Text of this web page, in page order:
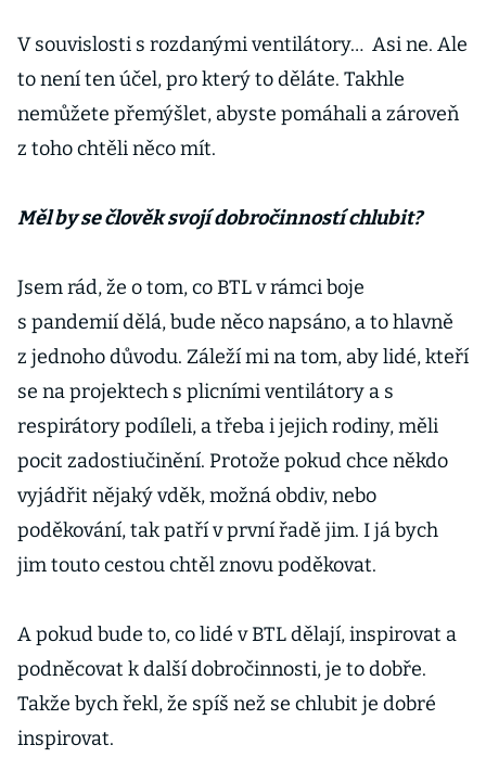
V souvislosti s rozdanými ventilátory… Asi ne. Ale
to není ten účel, pro který to děláte. Takhle
nemůžete přemýšlet, abyste pomáhali a zároveň
z toho chtěli něco mít.
Měl by se člověk svojí dobročinností chlubit?
Jsem rád, že o tom, co BTL v rámci boje
s pandemií dělá, bude něco napsáno, a to hlavně
z jednoho důvodu. Záleží mi na tom, aby lidé, kteří
se na projektech s plicními ventilátory a s
respirátory podíleli, a třeba i jejich rodiny, měli
pocit zadostiučinění. Protože pokud chce někdo
vyjádřit nějaký vděk, možná obdiv, nebo
poděkování, tak patří v první řadě jim. I já bych
jim touto cestou chtěl znovu poděkovat.
A pokud bude to, co lidé v BTL dělají, inspirovat a
podněcovat k další dobročinnosti, je to dobře.
Takže bych řekl, že spíš než se chlubit je dobré
inspirovat.